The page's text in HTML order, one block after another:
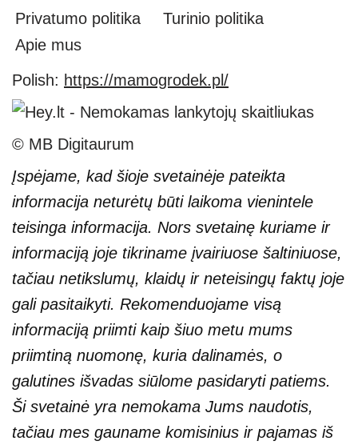
Privatumo politika
Turinio politika
Apie mus
Polish: https://mamogrodek.pl/
© MB Digitaurum
Įspėjame, kad šioje svetainėje pateikta
informacija neturėtų būti laikoma vienintele
teisinga informacija. Nors svetainę kuriame ir
informaciją joje tikriname įvairiuose šaltiniuose,
tačiau netikslumų, klaidų ir neteisingų faktų joje
gali pasitaikyti. Rekomenduojame visą
informaciją priimti kaip šiuo metu mums
priimtiną nuomonę, kuria dalinamės, o
galutines išvadas siūlome pasidaryti patiems.
Ši svetainė yra nemokama Jums naudotis,
tačiau mes gauname komisinius ir pajamas iš